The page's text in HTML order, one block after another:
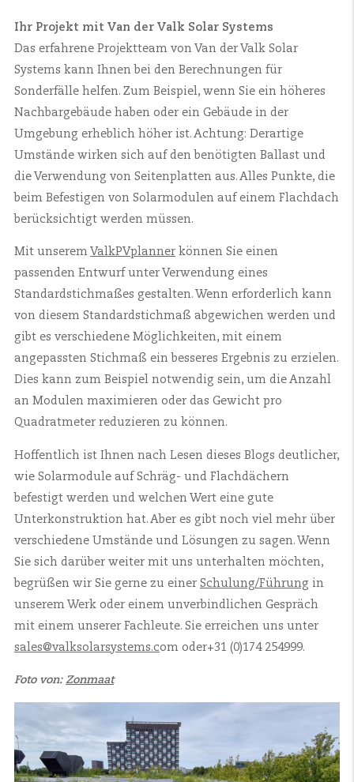
Ihr Projekt mit Van der Valk Solar Systems
Das erfahrene Projektteam von Van der Valk Solar
Systems kann Ihnen bei den Berechnungen für
Sonderfälle helfen. Zum Beispiel, wenn Sie ein höheres
Nachbargebäude haben oder ein Gebäude in der
Umgebung erheblich höher ist. Achtung: Derartige
Umstände wirken sich auf den benötigten Ballast und
die Verwendung von Seitenplatten aus. Alles Punkte, die
beim Befestigen von Solarmodulen auf einem Flachdach
berücksichtigt werden müssen.
Mit unserem ValkPVplanner können Sie einen
passenden Entwurf unter Verwendung eines
Standardstichmaßes gestalten. Wenn erforderlich kann
von diesem Standardstichmaß abgewichen werden und
gibt es verschiedene Möglichkeiten, mit einem
angepassten Stichmaß ein besseres Ergebnis zu erzielen.
Dies kann zum Beispiel notwendig sein, um die Anzahl
an Modulen maximieren oder das Gewicht pro
Quadratmeter reduzieren zu können.
Hoffentlich ist Ihnen nach Lesen dieses Blogs deutlicher,
wie Solarmodule auf Schräg- und Flachdächern
befestigt werden und welchen Wert eine gute
Unterkonstruktion hat. Aber es gibt noch viel mehr über
verschiedene Umstände und Lösungen zu sagen. Wenn
Sie sich darüber weiter mit uns unterhalten möchten,
begrüßen wir Sie gerne zu einer Schulung/Führung in
unserem Werk oder einem unverbindlichen Gespräch
mit einem unserer Fachleute. Sie erreichen uns unter
sales@valksolarsystems.com oder+31 (0)174 254999.
Foto von: Zonmaat